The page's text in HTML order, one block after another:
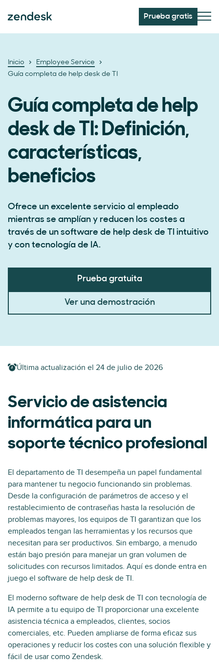
Prueba gratis
Inicio
Employee Service
Guía completa de help desk de TI
Guía completa de help
desk de TI: Definición,
características,
beneficios
Ofrece un excelente servicio al empleado
mientras se amplían y reducen los costes a
través de un software de help desk de TI intuitivo
y con tecnología de IA.
Prueba gratuita
Ver una demostración
Última actualización el 24 de julio de 2026
Servicio de asistencia
informática para un
soporte técnico profesional
El departamento de TI desempeña un papel fundamental
para mantener tu negocio funcionando sin problemas.
Desde la configuración de parámetros de acceso y el
restablecimiento de contraseñas hasta la resolución de
problemas mayores, los equipos de TI garantizan que los
empleados tengan las herramientas y los recursos que
necesitan para ser productivos. Sin embargo, a menudo
están bajo presión para manejar un gran volumen de
solicitudes con recursos limitados. Aquí es donde entra en
juego el software de help desk de TI.
El moderno software de help desk de TI con tecnología de
IA permite a tu equipo de TI proporcionar una excelente
asistencia técnica a empleados, clientes, socios
comerciales, etc. Pueden ampliarse de forma eficaz sus
operaciones y reducir los costes con una solución flexible y
fácil de usar como Zendesk.